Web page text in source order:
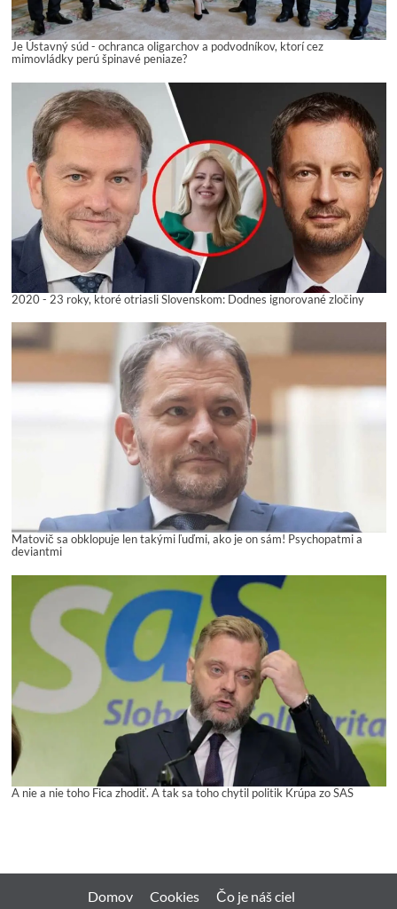
Je Ústavný súd - ochranca oligarchov a podvodníkov, ktorí cez
mimovládky perú špinavé peniaze?
2020 - 23 roky, ktoré otriasli Slovenskom: Dodnes ignorované zločiny
Matovič sa obklopuje len takými ľuďmi, ako je on sám! Psychopatmi a
deviantmi
A nie a nie toho Fica zhodiť. A tak sa toho chytil politik Krúpa zo SAS
Domov Cookies
Čo je náš ciel